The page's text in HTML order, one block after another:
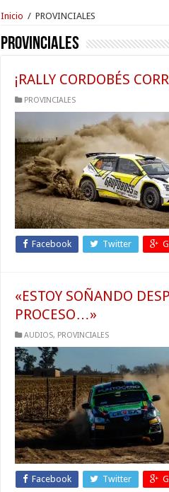
Inicio / PROVINCIALES
PROVINCIALES
¡RALLY CORDOBÉS
PROVINCIALES
Facebook Twitter
«ESTOY SOÑANDO
PROCESO…»
AUDIOS, PROVINCIALES
Facebook Twitter